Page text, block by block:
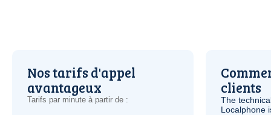
Nos tarifs d'appel
avantageux
Tarifs par minute à partir de :
clients
The
Localphone